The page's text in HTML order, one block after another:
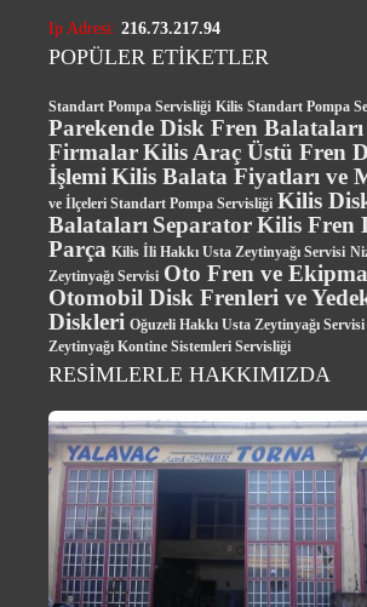
Ip Adresi: 216.73.217.94
POPÜLER ETİKETLER
Standart Pompa Servisliği Kilis Standart Pompa
Parekende Disk Fren
FirmalarKilis Araç Üstü Fren
İşlemiKilis Balata Fiyatları ve
ve İlçeleri Standart Pompa Servisliği Kilis
Balataları SeparatorKilis Fren
Parça Kilis İli Hakkı Usta Zeytinyağı Servisi
Zeytinyağı Servisi Oto Fren ve
Otomobil Disk Frenleri ve
Diskleri Oğuzeli Hakkı Usta Zeytinyağı Servisi
Zeytinyağı Kontine Sistemleri Servisliği
RESİMLERLE HAKKIMIZDA